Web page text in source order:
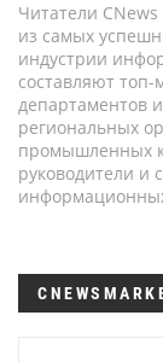
Читатели
из самых
индустрии
составляют
департаментов
региональных
промышленных
руководители и